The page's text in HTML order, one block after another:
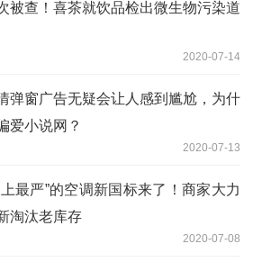
被查！喜茶就饮品检出微生物污染道
2020-07-14
弹窗广告无疑会让人感到尴尬，为什
爱小说网？
2020-07-13
上最严”的空调新国标来了！商家大力
淘汰老库存
2020-07-08